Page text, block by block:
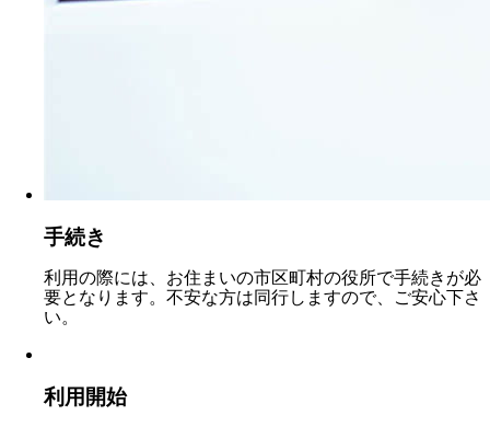
手続き
利用の際には、お住まいの市区町村の役所で手続きが必
要となります。不安な方は同行しますので、ご安心下さ
い。
利用開始